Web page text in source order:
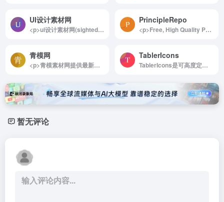
UI设计素材网
<p>ui设计素材网(sighted.cn),是一个专注提供ui设计素材、平面设计为一体的免费学习交流、ui设计素材资源共享平台。</p>
PrincipleRepo
<p>Free, High Quality Principle Resources</p>
青模网
<p>青模素材网提供最新的原创: 3d模型、su模型、贴图库、vray材质、cad图库、设计素材、室外后期ps等下载,“青云库素材管理软件”让3d模型下载及制图更加快捷。</p>
TablerIcons
TablerIcons是可高度定制的免费 SVG 图标库
暂无评论